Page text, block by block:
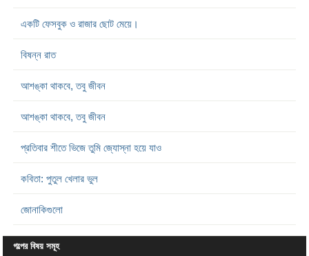
একটি ফেসবুক ও রাজার ছোট মেয়ে।
বিষন্ন রাত
আশঙ্কা থাকবে, তবু জীবন
আশঙ্কা থাকবে, তবু জীবন
প্রতিবার শীতে ভিজে তুমি জ্যোস্না হয়ে যাও
কবিতা: পুতুল খেলার ভুল
জোনাকিগুলো
গল্পের বিষয় সমূহ